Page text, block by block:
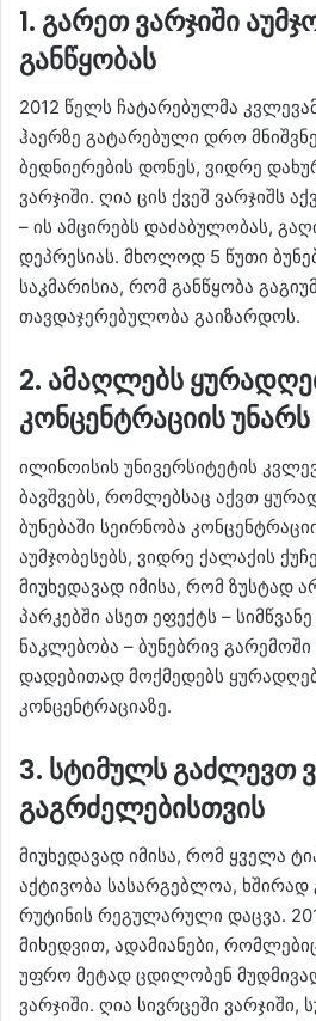
1. გარეთ ვარჯიში
განწყობას
2012 წელს ჩატარებულმა
ჰაერზე გატარებული დრო
ბედნიერების დონეს, ვიდრე
ვარჯიში. ღია ცის ქვეშ ვარჯიშს
– ის ამცირებს დაძაბულობას,
დეპრესიას. მხოლოდ 5 წუთი
საკმარისია, რომ განწყობა
თავდაჯერებულობა გაიზარდოს.
2. ამაღლებს
კონცენტრაციის უნარს
ილინოისის უნივერსიტეტის
ბავშვებს, რომლებსაც აქვთ
ბუნებაში სეირნობა
აუმჯობესებს, ვიდრე ქალაქის
მიუხედავად იმისა, რომ ზუსტად
პარკებში ასეთ ეფექტს –
ნაკლებობა – ბუნებრივ
დადებითად მოქმედებს
კონცენტრაციაზე.
3. სტიმულს გაძლევთ
გაგრძელებისთვის
მიუხედავად იმისა, რომ ყველა
აქტივობა სასარგებლოა, ხშირად
რუტინის რეგულარული დაცვა.
მიხედვით, ადამიანები,
უფრო მეტად ცდილობენ
ვარჯიში. ღია სივრცეში ვარჯიში,